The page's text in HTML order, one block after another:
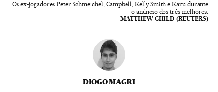
Os ex-jogadores Peter Schmeichel, Campbell, Kelly Smith e Kanu durante
o anúncio dos três melhores.
MATTHEW CHILD (REUTERS)
DIOGO MAGRI